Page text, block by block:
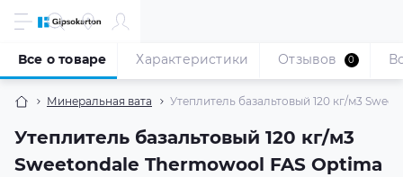
Минеральная вата Утеплитель базальтовый 120 кг/м3
Утеплитель базальтовый 120 кг/м3
Sweetondale Thermowool FAS Optima
Все о товаре Характеристики Отзывов 0